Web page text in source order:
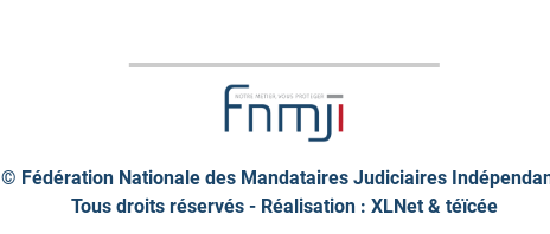
© Fédération Nationale des Mandataires Judiciaires
Tous droits réservés - Réalisation : XLNet & téïcée